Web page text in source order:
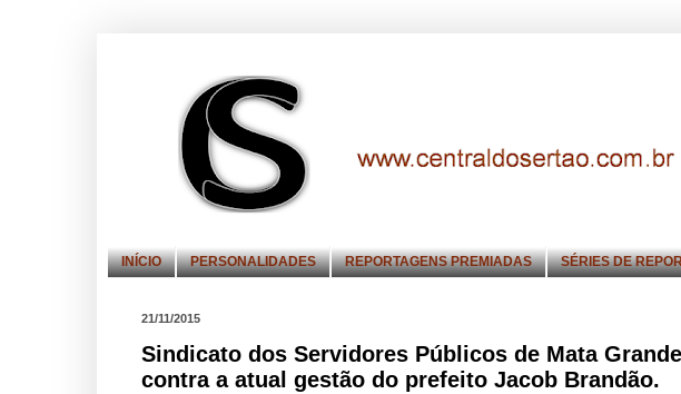
INÍCIO PERSONALIDADES REPORTAGENS PREMIADAS SÉRIES DE
21/11/2015
Sindicato dos Servidores Públicos de Mata
contra a atual gestão do prefeito Jacob Brandão.